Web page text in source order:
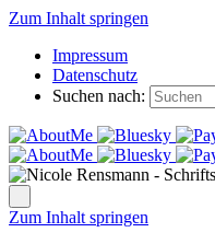
Zum Inhalt springen
Impressum
Datenschutz
Suchen nach:
Zum Inhalt springen